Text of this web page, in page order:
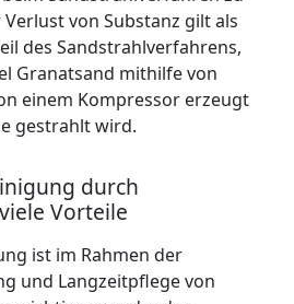
von Substanz gilt als
des Sandstrahlverfahrens,
Granatsand mithilfe von
einem Kompressor erzeugt
gestrahlt wird.
durch
Vorteile
ist im Rahmen der
und Langzeitpflege von